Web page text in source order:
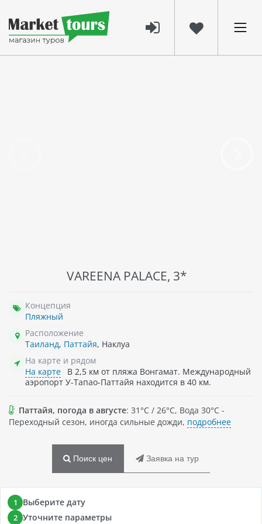
VAREENA PALACE, 3*
Концепция
Пляжный
Расположение
Таиланд, Паттайя, Наклуа
На карте и рядом
На карте
В 2,5 км от пляжа Вонгамат. Международный
аэропорт У-Тапао-Паттайя находится в 40 км.
Паттайя, погода в августе: 31°C / 26°C, Вода 30°C -
Переходный сезон, иногда сильные дожди, подробнее
Поиск цен Заявка на тур
1 Выберите дату
2 Уточните параметры